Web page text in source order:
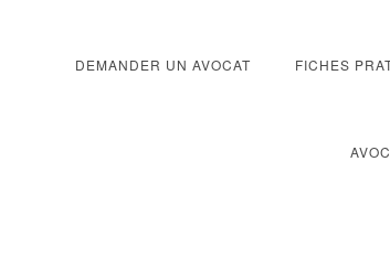
DEMANDER UN AVOCAT FICHES